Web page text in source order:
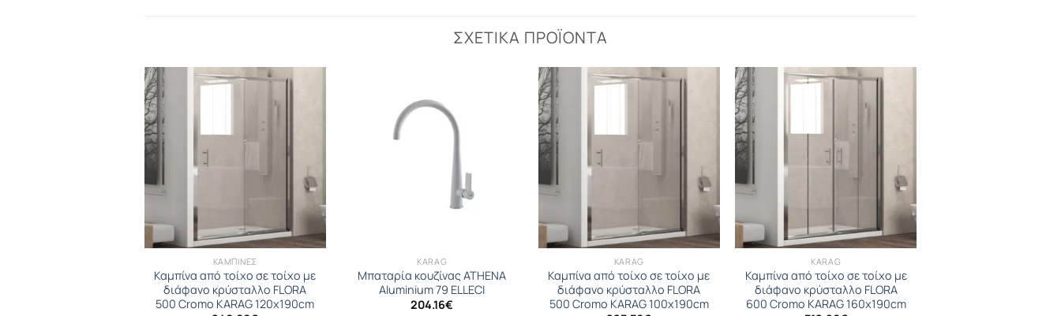
ΣΧΕΤΙΚΆ ΠΡΟΪΌΝΤΑ
ΚΑΜΠΙΝΕΣ
Καμπίνα από τοίχο σε τοίχο με
διάφανο κρύσταλλο FLORA
500 Cromo KARAG 120x190cm
KARAG
Μπαταρία κουζίνας ATHENA
Aluminium 79 ELLECI
204.16€
KARAG
Καμπίνα από τοίχο σε τοίχο με
διάφανο κρύσταλλο FLORA
500 Cromo KARAG 100x190cm
KARAG
Καμπίνα από τοίχο σε τοίχο με
διάφανο κρύσταλλο FLORA
600 Cromo KARAG 160x190cm